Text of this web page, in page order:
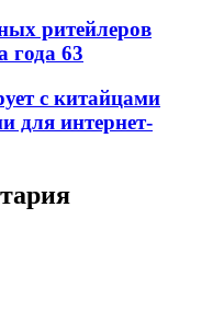
ритейлеров
года 63
с китайцами
для интернет-